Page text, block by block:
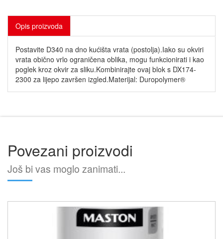
Opis proizvoda
Postavite D340 na dno kućišta vrata (postolja).Iako su okviri
vrata obično vrlo ograničena oblika, mogu funkcionirati i kao
poglek kroz okvir za sliku.Kombinirajte ovaj blok s DX174-
2300 za lijepo završen izgled.Materijal: Duropolymer® ‎
Povezani proizvodi
Još bi vas moglo zanimati...